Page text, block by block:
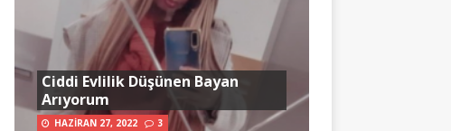
Ciddi Evlilik Düşünen Bayan
Arıyorum
HAZIRAN 27, 2022 3